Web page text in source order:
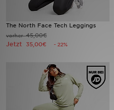
The North Face Tech Leggings
vorher45,00€
Jetzt 35,00€ - 22%
Fußball
Sport
Filialfinder